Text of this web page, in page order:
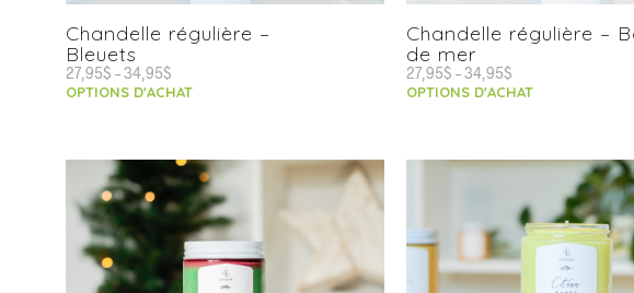
Chandelle régulière –
Bleuets
27,95$ –34,95$
OPTIONS D'ACHAT
Chandelle régulière –
de mer
27,95$ –34,95$
OPTIONS D'ACHAT